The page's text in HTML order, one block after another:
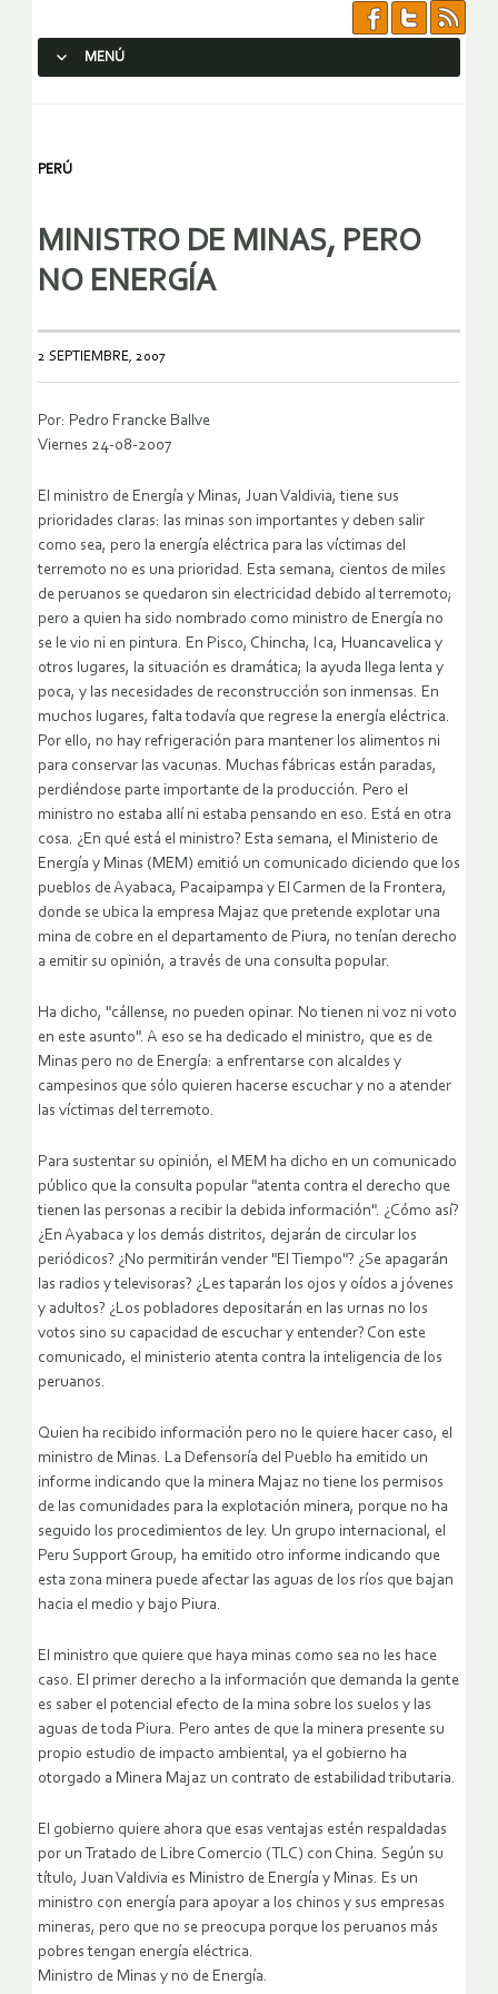
MENÚ
PERÚ
MINISTRO DE MINAS, PERO
NO ENERGÍA
2 SEPTIEMBRE, 2007
Por: Pedro Francke Ballve
Viernes 24-08-2007
El ministro de Energía y Minas, Juan Valdivia, tiene sus
prioridades claras: las minas son importantes y deben salir
como sea, pero la energía eléctrica para las víctimas del
terremoto no es una prioridad. Esta semana, cientos de miles
de peruanos se quedaron sin electricidad debido al terremoto;
pero a quien ha sido nombrado como ministro de Energía no
se le vio ni en pintura. En Pisco, Chincha, Ica, Huancavelica y
otros lugares, la situación es dramática; la ayuda llega lenta y
poca, y las necesidades de reconstrucción son inmensas. En
muchos lugares, falta todavía que regrese la energía eléctrica.
Por ello, no hay refrigeración para mantener los alimentos ni
para conservar las vacunas. Muchas fábricas están paradas,
perdiéndose parte importante de la producción. Pero el
ministro no estaba allí ni estaba pensando en eso. Está en otra
cosa. ¿En qué está el ministro? Esta semana, el Ministerio de
Energía y Minas (MEM) emitió un comunicado diciendo que los
pueblos de Ayabaca, Pacaipampa y El Carmen de la Frontera,
donde se ubica la empresa Majaz que pretende explotar una
mina de cobre en el departamento de Piura, no tenían derecho
a emitir su opinión, a través de una consulta popular.
Ha dicho, "cállense, no pueden opinar. No tienen ni voz ni voto
en este asunto". A eso se ha dedicado el ministro, que es de
Minas pero no de Energía: a enfrentarse con alcaldes y
campesinos que sólo quieren hacerse escuchar y no a atender
las víctimas del terremoto.
Para sustentar su opinión, el MEM ha dicho en un comunicado
público que la consulta popular "atenta contra el derecho que
tienen las personas a recibir la debida información". ¿Cómo así?
¿En Ayabaca y los demás distritos, dejarán de circular los
periódicos? ¿No permitirán vender "El Tiempo"? ¿Se apagarán
las radios y televisoras? ¿Les taparán los ojos y oídos a jóvenes
y adultos? ¿Los pobladores depositarán en las urnas no los
votos sino su capacidad de escuchar y entender? Con este
comunicado, el ministerio atenta contra la inteligencia de los
peruanos.
Quien ha recibido información pero no le quiere hacer caso, el
ministro de Minas. La Defensoría del Pueblo ha emitido un
informe indicando que la minera Majaz no tiene los permisos
de las comunidades para la explotación minera, porque no ha
seguido los procedimientos de ley. Un grupo internacional, el
Peru Support Group, ha emitido otro informe indicando que
esta zona minera puede afectar las aguas de los ríos que bajan
hacia el medio y bajo Piura.
El ministro que quiere que haya minas como sea no les hace
caso. El primer derecho a la información que demanda la gente
es saber el potencial efecto de la mina sobre los suelos y las
aguas de toda Piura. Pero antes de que la minera presente su
propio estudio de impacto ambiental, ya el gobierno ha
otorgado a Minera Majaz un contrato de estabilidad tributaria.
El gobierno quiere ahora que esas ventajas estén respaldadas
por un Tratado de Libre Comercio (TLC) con China. Según su
título, Juan Valdivia es Ministro de Energía y Minas. Es un
ministro con energía para apoyar a los chinos y sus empresas
mineras, pero que no se preocupa porque los peruanos más
pobres tengan energía eléctrica.
Ministro de Minas y no de Energía.